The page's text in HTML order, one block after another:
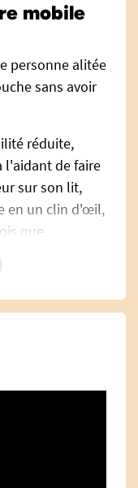
mobile
personne alitée
sans avoir
réduite,
l'aidant de faire
sur son lit,
en un clin d'œil,
que
l'aidant n'a plus
: 2 points de